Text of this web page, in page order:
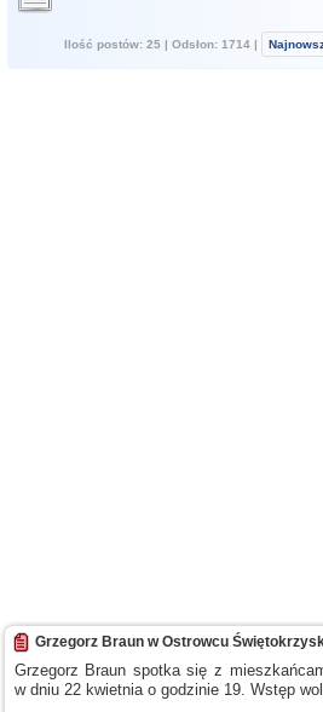
Ilość postów: 25 | Odsłon: 1714 |
Grzegorz Braun w Ostrowcu
Grzegorz Braun spotka się z
w dniu22 kwietnia o godzinie19. Wstęp